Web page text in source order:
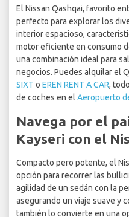
El Nissan Qashqai, favorito
perfecto para explorar los
interior espacioso,
motor eficiente en consumo
una combinación ideal para
negocios. Puedes alquilar el
SIXT o EREN RENT A CAR,
de coches en el Aeropuerto
Navega por el
Kayseri con el
Compacto pero potente, el
opción para recorrer las
agilidad de un sedán con la
asegurando un viaje suave y
también lo convierte en una